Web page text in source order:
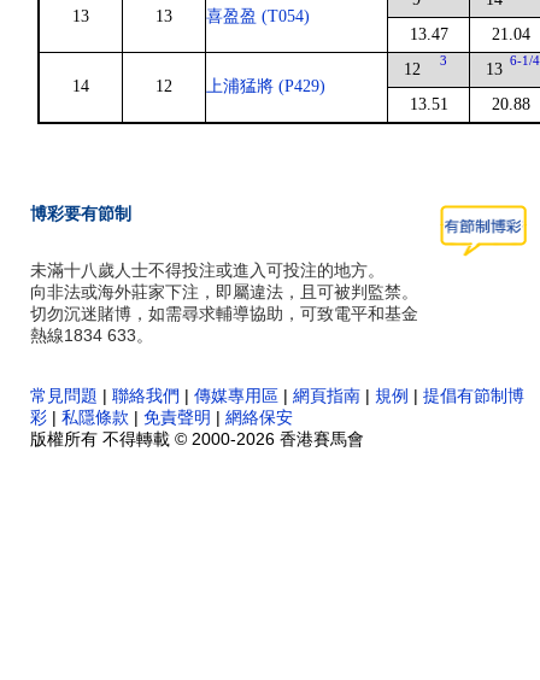
13 13 喜盈盈 (T054)
13.47
21.04
14 12 上浦猛將 (P429)
12 3
13.51
13 6-1/4
20.88
博彩要有節制
未滿十八歲人士不得投注或進入可投注的地方。
向非法或海外莊家下注，即屬違法，且可被判監禁。
切勿沉迷賭博，如需尋求輔導協助，可致電平和基金
熱線1834 633。
常見問題 | 聯絡我們 | 傳媒專用區 | 網頁指南 | 規例 | 提倡有節制博
彩 | 私隱條款 | 免責聲明 | 網絡保安
版權所有 不得轉載 © 2000-2026 香港賽馬會